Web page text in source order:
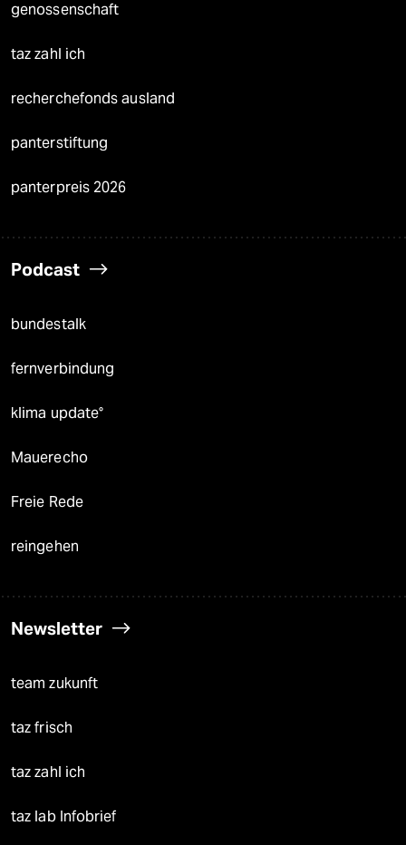
genossenschaft
taz zahl ich
recherchefonds ausland
panterstiftung
panterpreis 2026
Podcast
bundestalk
fernverbindung
klima update°
Mauerecho
Freie Rede
reingehen
Newsletter
team zukunft
taz frisch
taz zahl ich
taz lab Infobrief